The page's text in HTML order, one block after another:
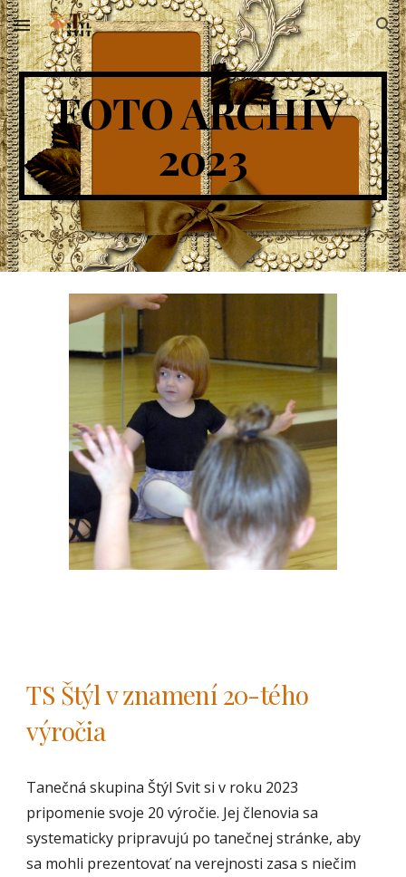
Skip to main content Skip to navigation
FOTO ARCHÍV
2023
TS Štýl v znamení 20-tého
výročia
Tanečná skupina Štýl Svit si v roku 2023
pripomenie svoje 20 výročie. Jej členovia sa
systematicky pripravujú po tanečnej stránke, aby
sa mohli prezentovať na verejnosti zasa s niečim